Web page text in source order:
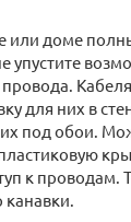
или доме
упустите
для них в
под обои.
к проводам.